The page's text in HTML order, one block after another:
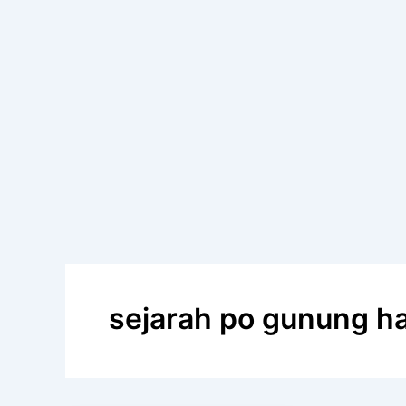
sejarah po gunung